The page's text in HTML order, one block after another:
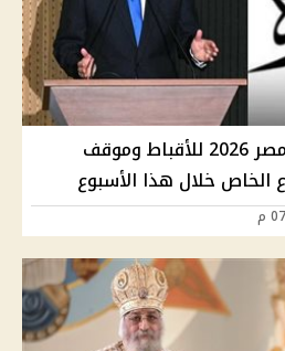
إجازة عيد القيامة في مصر 2026 للأقباط وموقف
الخاص خلال هذا الأسبوع